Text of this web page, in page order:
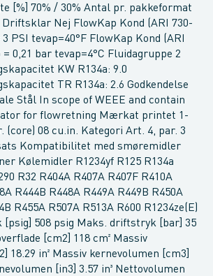
[%] 70% / 30% Antal pr. pakkeformat
Nej FlowKap Kond (ARI 730-
PSI tevap=40°F FlowKap Kond (ARI
0,21 bar tevap=4°C Fluidagruppe 2
KW R134a: 9.0
TR R134a: 2.6 Godkendelse
Stål In scope of WEEE and contain
for flowretning Mærkat printet 1-
(core) 08 cu.in. Kategori Art. 4, par. 3
Kompatibilitet med smøremidler
Kølemidler R1234yf R125 R134a
R32 R404A R407A R407F R410A
R444B R448A R449A R449B R450A
R455A R507A R513A R600 R1234ze(E)
[psig] 508 psig Maks. driftstryk [bar] 35
[cm2] 118 cm² Massiv
18.29 in² Massiv kernevolumen [cm3]
[in3] 3.57 in³ Nettovolumen